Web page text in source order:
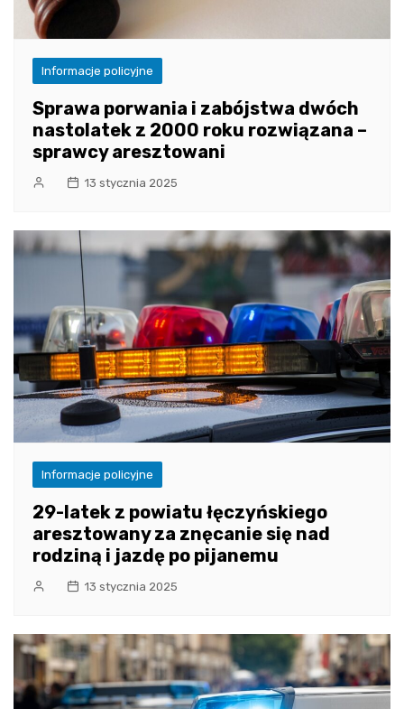
Informacje policyjne
Sprawa porwania i zabójstwa dwóch
nastolatek z 2000 roku rozwiązana –
sprawcy aresztowani
13 stycznia 2025
Informacje policyjne
29-latek z powiatu łęczyńskiego
aresztowany za znęcanie się nad
rodziną i jazdę po pijanemu
13 stycznia 2025